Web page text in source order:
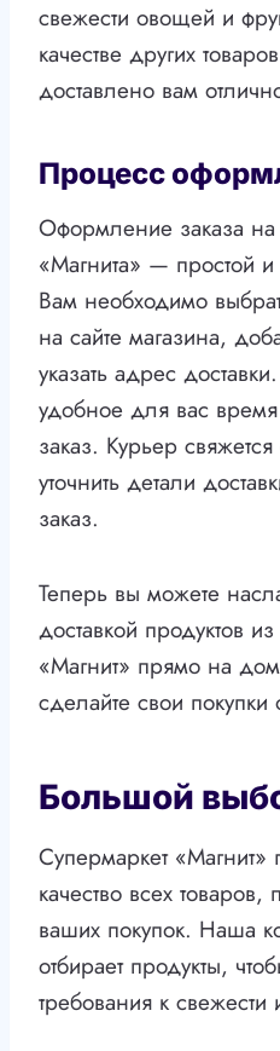
свежести овощей и
качестве других
доставлено вам
Процесс
Оформление заказа на
«Магнита» — простой
Вам необходимо
на сайте магазина,
указать адрес
удобное для вас время
заказ. Курьер
уточнить детали
заказ.
Теперь вы можете
доставкой продуктов
«Магнит» прямо на
сделайте свои
Большой
Супермаркет «Магнит»
качество всех
ваших покупок. Наша
отбирает продукты,
требования к свежести